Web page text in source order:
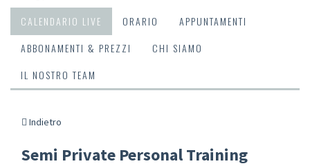
CALENDARIO LIVE ORARIO
APPUNTAMENTI
ABBONAMENTI & PREZZI
CHI SIAMO
IL NOSTRO TEAM
Indietro
Semi Private Personal Training